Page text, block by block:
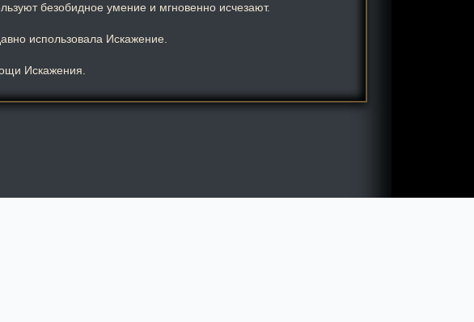
безобидное умение и мгновенно исчезают.
использовала Искажение.
Искажения.